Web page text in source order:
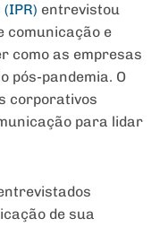
entrevistou
comunicação e
como as empresas
pós-pandemia. O
corporativos
para lidar
de sua